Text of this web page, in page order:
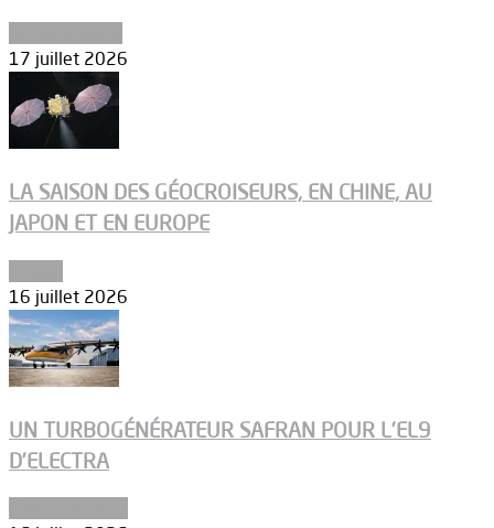
17 juillet 2026
LA SAISON DES GÉOCROISEURS, EN CHINE, AU
JAPON ET EN EUROPE
16 juillet 2026
UN TURBOGÉNÉRATEUR SAFRAN POUR L’EL9
D’ELECTRA